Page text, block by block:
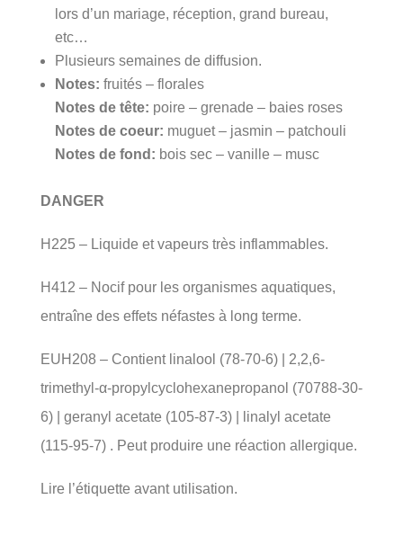
lors d’un mariage, réception, grand bureau,
etc…
Plusieurs semaines de diffusion.
Notes: fruités – florales
Notes de tête: poire – grenade – baies roses
Notes de coeur: muguet – jasmin – patchouli
Notes de fond: bois sec – vanille – musc
DANGER
H225 – Liquide et vapeurs très inflammables.
H412 – Nocif pour les organismes aquatiques,
entraîne des effets néfastes à long terme.
EUH208 – Contient linalool (78-70-6) | 2,2,6-
trimethyl-α-propylcyclohexanepropanol (70788-30-
6) | geranyl acetate (105-87-3) | linalyl acetate
(115-95-7) . Peut produire une réaction allergique.
Lire l’étiquette avant utilisation.